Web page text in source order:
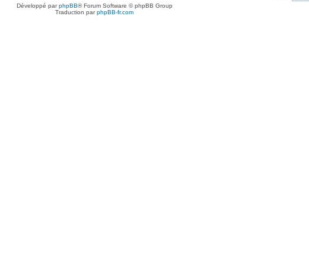
Développé parphpBB® Forum Software © phpBB Group
Traduction parphpBB-fr.com